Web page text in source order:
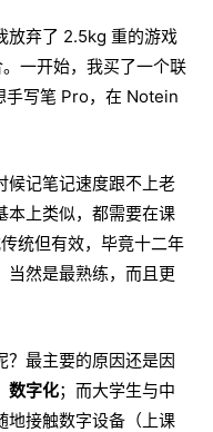
放弃了 2.5kg 重的游戏
一开始，我买了一个联
手写笔 Pro，在 Notein
候记笔记速度跟不上老
本上类似，都需要在课
统但有效，毕竟十二年
当然是最熟练，而且更
？最主要的原因还是因
数字化；而大学生与中
地接触数字设备（上课